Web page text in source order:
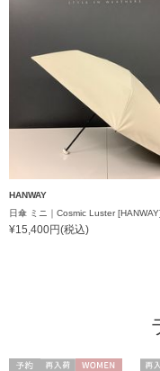
HANWAY
日傘 ミニ｜Cosmic Luster [HANWAY]
¥15,400円(税込)